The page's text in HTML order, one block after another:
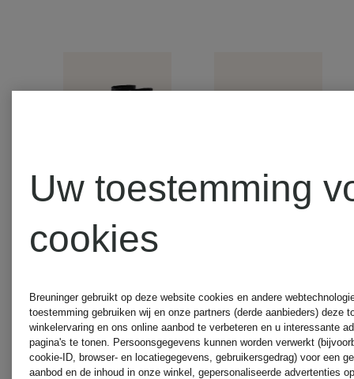
Nieuw
COPENHAGEN
STUDIOS
BACK
70
Uw toestemming
cookies
Breuninger gebruikt op deze website cookies en andere
toestemming gebruiken wij en onze partners (derde aanbieders) deze
winkelervaring en ons online aanbod te verbeteren en u interessante
pagina's te tonen. Persoonsgegevens kunnen worden verwerkt
cookie-ID, browser- en locatiegegevens, gebruikersgedrag) voor een
aanbod en de inhoud in onze winkel, gepersonaliseerde advertenties